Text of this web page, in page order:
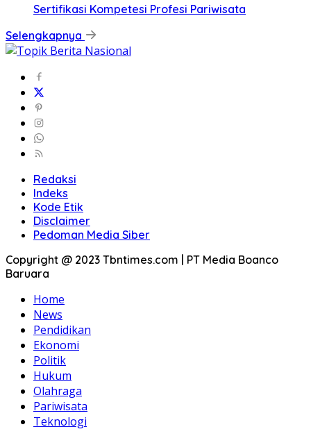
Sertifikasi Kompetesi Profesi Pariwisata
Selengkapnya
Redaksi
Indeks
Kode Etik
Disclaimer
Pedoman Media Siber
Copyright @ 2023 Tbntimes.com | PT Media Boanco
Baruara
Home
News
Pendidikan
Ekonomi
Politik
Hukum
Olahraga
Pariwisata
Teknologi